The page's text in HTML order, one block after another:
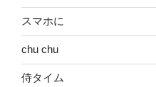
スマホに
chu chu
侍タイム